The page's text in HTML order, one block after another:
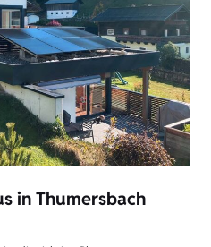
in Thumersbach